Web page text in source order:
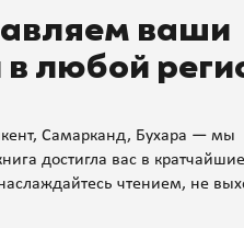
ваши
любой
Самарканд, Бухара — мы
достигла вас в
чтением, не